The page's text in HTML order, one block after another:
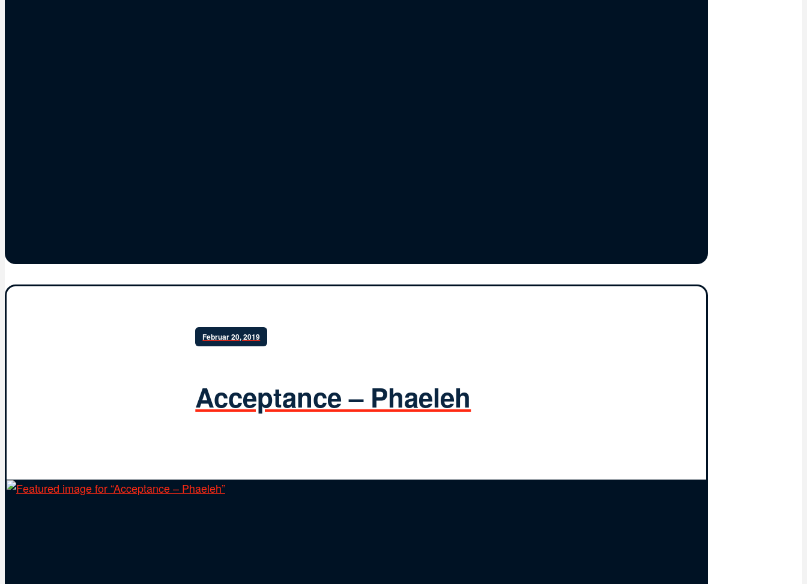
Februar 20, 2019
Acceptance – Phaeleh